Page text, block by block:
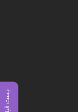
پست قبلی